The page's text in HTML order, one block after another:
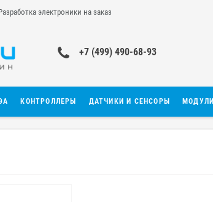
электроники на заказ
+7 (499) 490-68-93
КОНТРОЛЛЕРЫ ДАТЧИКИ И СЕНСОРЫ МОДУЛИ